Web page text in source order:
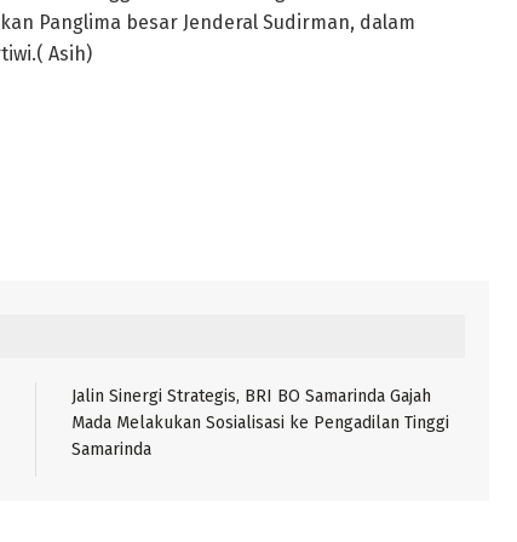
Panglima besar Jenderal Sudirman, dalam
Asih)
Jalin Sinergi Strategis, BRI BO Samarinda Gajah
Mada Melakukan Sosialisasi ke Pengadilan Tinggi
Samarinda